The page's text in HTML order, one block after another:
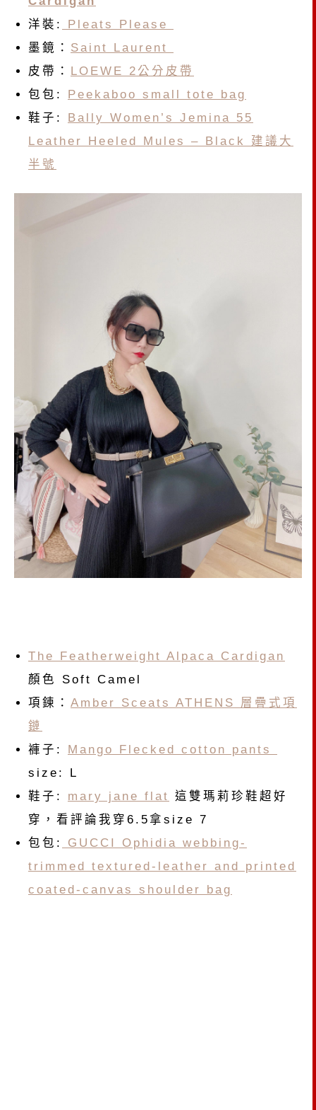
洋裝:
Pleats Please
墨鏡： Saint Laurent
皮帶：
LOEWE 2公分皮帶
包包:
Peekaboo small tote bag
鞋子:
Bally Women’s Jemina 55
Leather Heeled Mules – Black 建議大
半號
The Featherweight Alpaca Cardigan
顏色 Soft Camel
項鍊： Amber Sceats ATHENS 層疊式項
鏈
褲子:
Mango Flecked cotton pants
size: L
鞋子: mary jane flat
這雙瑪莉珍鞋超好
穿，看評論我穿6.5拿size 7
包包:
GUCCI Ophidia webbing-
trimmed textured-leather and printed
coated-canvas shoulder bag